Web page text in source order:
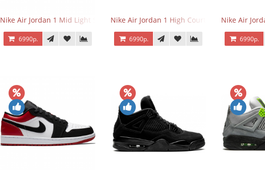
Nike Air Jordan 1 Mid Light Smoke Grey
6990р.
Nike Air Jordan 1 High Court Purple 2.0
6990р.
Nike Air
6990р.